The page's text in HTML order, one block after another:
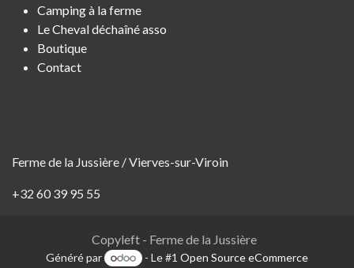
Camping à la ferme
Le Cheval déchaîné asso
Boutique
Contact
Ferme de la Jussière / Vierves-sur-Viroin
+32 60 39 95 55
Copyleft - Ferme de la Jussière
Généré par - Le #1Open Source eCommerce